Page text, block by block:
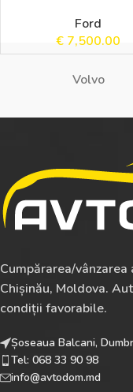
Ford
€ 7,500.00
Volvo
Cumpărarea/
Chișinău, Moldova.
condiții favorabile.
Șoseaua Balcani,
Tel: 068 33 90 98
info@avtodom.md